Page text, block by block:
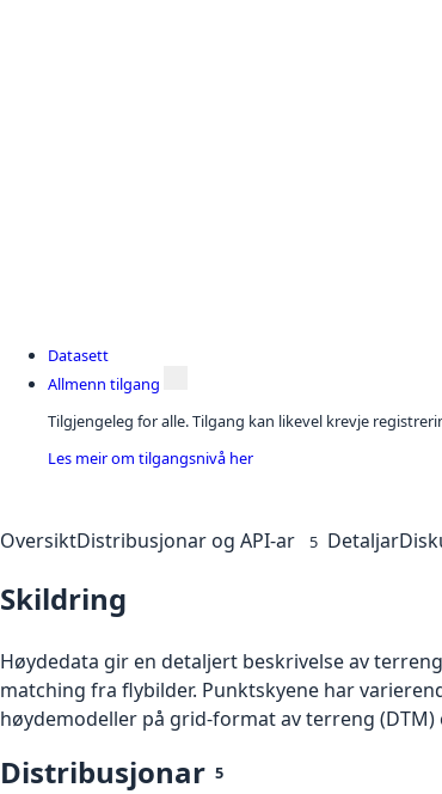
Datasett
Allmenn tilgang
Tilgjengeleg for alle. Tilgang kan likevel krevje
Les meir om tilgangsnivå her
OversiktDistribusjonar og API-ar 5 Detaljar
Skildring
Høydedata gir en detaljert beskrivelse av
matching fra flybilder. Punktskyene har
høydemodeller på grid-format av terreng (DTM)
Distribusjonar 5